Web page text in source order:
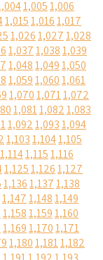
1,0051,006
1,0151,0161,017
1,0261,0271,028
1,0371,0381,039
1,0481,0491,050
1,0591,0601,061
1,0701,0711,072
1,0811,0821,083
1,0921,0931,094
1,1031,1041,105
1,1141,1151,116
1,1251,1261,127
1,1361,1371,138
1,1471,1481,149
1,1581,1591,160
1,1691,1701,171
1,1801,1811,182